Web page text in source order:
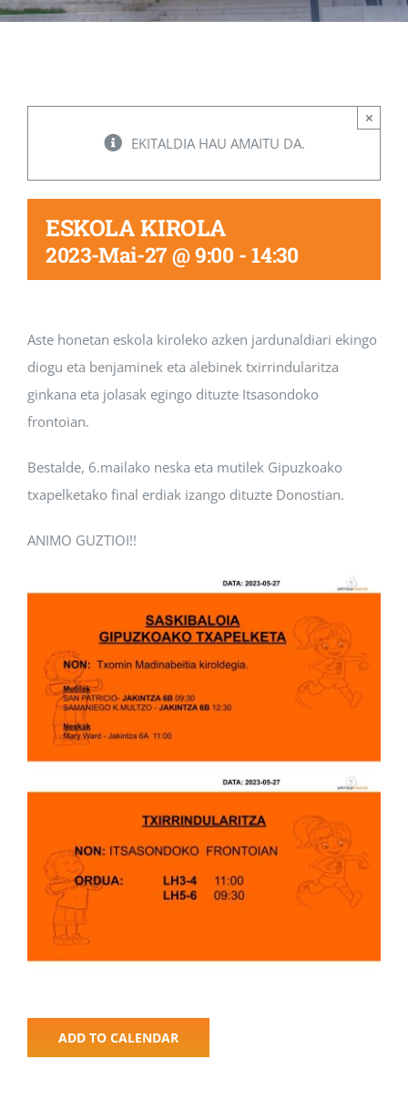
EKITALDIA HAU AMAITU DA.
×
ESKOLA KIROLA
2023-Mai-27 @ 9:00 -14:30
Aste honetan eskola kiroleko azken jardunaldiari ekingo
diogu eta benjaminek eta alebinek txirrindularitza
ginkana eta jolasak egingo dituzte Itsasondoko
frontoian.
Bestalde, 6.mailako neska eta mutilek Gipuzkoako
txapelketako final erdiak izango dituzte Donostian.
ANIMO GUZTIOI!!
ADD TO CALENDAR